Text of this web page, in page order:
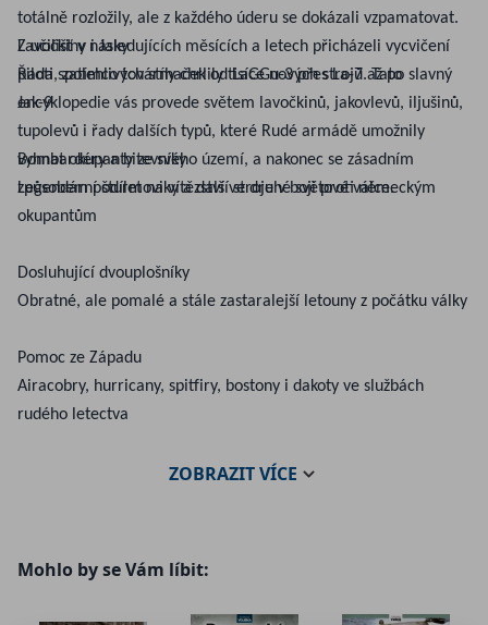
totálně rozložily, ale z každého úderu se dokázali vzpamatovat.
Z učilišť v následujících měsících a letech přicházeli vycvičení
piloti, zatímco továrny chrlily tisíce nových strojů. Tato
encyklopedie vás provede světem lavočkinů, jakovlevů, iljušinů,
tupolevů i řady dalších typů, které Rudé armádě umožnily
vyhnat okupanty ze svého území, a nakonec se zásadním
způsobem podílet na vítězství ve druhé světové válce.
Lavočkiny i Jaky
Řada spolehlivých stíhaček od LaGGu-3 přes La-7 až po slavný
Jak-9
Bombardéry a bitevníky
Legendární šturmoviky a další stroje v boji proti německým
okupantům
Dosluhující dvouplošníky
Obratné, ale pomalé a stále zastaralejší letouny z počátku války
Pomoc ze Západu
Airacobry, hurricany, spitfiry, bostony i dakoty ve službách
rudého letectva
ZOBRAZITVÍCE
Mohlo by se Vám líbit: